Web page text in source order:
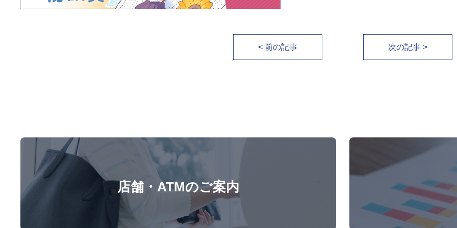
< 前の記事 次の記事 >
店舗・ATMのご案内